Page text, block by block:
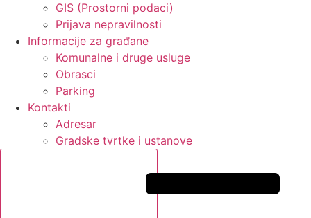
GIS (Prostorni podaci)
Prijava nepravilnosti
Informacije za građane
Komunalne i druge usluge
Obrasci
Parking
Kontakti
Adresar
Gradske tvrtke i ustanove